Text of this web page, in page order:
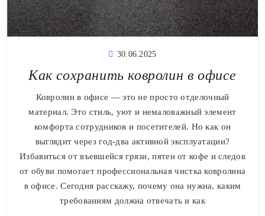
30.06.2025
Как сохранить ковролин в офисе
Ковролин в офисе — это не просто отделочный
материал. Это стиль, уют и немаловажный элемент
комфорта сотрудников и посетителей. Но как он
выглядит через год-два активной эксплуатации?
Избавиться от въевшейся грязи, пятен от кофе и следов
от обуви помогает профессиональная чистка ковролина
в офисе. Сегодня расскажу, почему она нужна, каким
требованиям должна отвечать и как